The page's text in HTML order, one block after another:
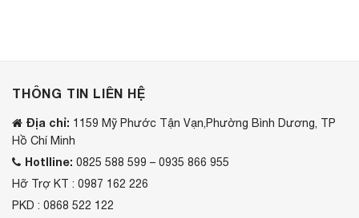
THÔNG TIN LIÊN HỆ
Địa chỉ: 1159 Mỹ Phước Tận Vạn,Phường Bình Dương, TP
Hồ Chí Minh
Hotlline: 0825 588 599 – 0935 866 955
Hỡ Trợ KT : 0987 162 226
PKD : 0868 522 122